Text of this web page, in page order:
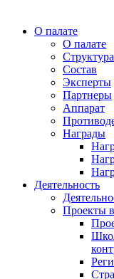
О палате
О палате
Структура
Состав
Эксперты
Партнеры
Аппарат
Награды
Деятельность
Проекты